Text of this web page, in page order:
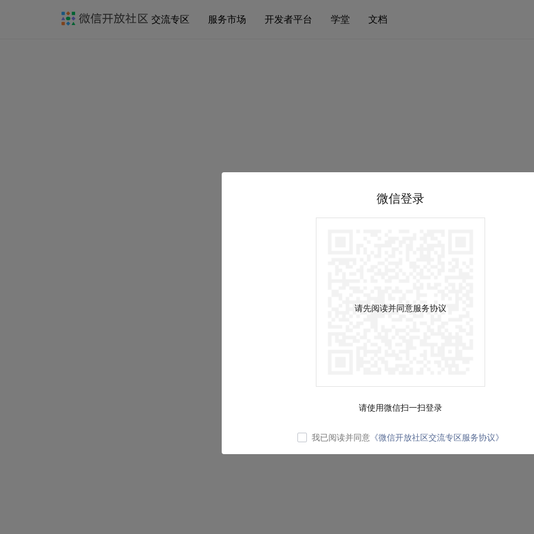
交流专区 服务市场 开发者平台 学堂 文档
微信登录
请先阅读并同意服务协议
请使用微信扫一扫登录
我已阅读并同意 《微信开放社区交流专区服务协议》